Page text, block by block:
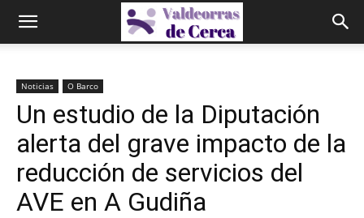
Noticias O Barco
Un estudio de la Diputación
alerta del grave impacto de la
reducción de servicios del
AVE en A Gudiña